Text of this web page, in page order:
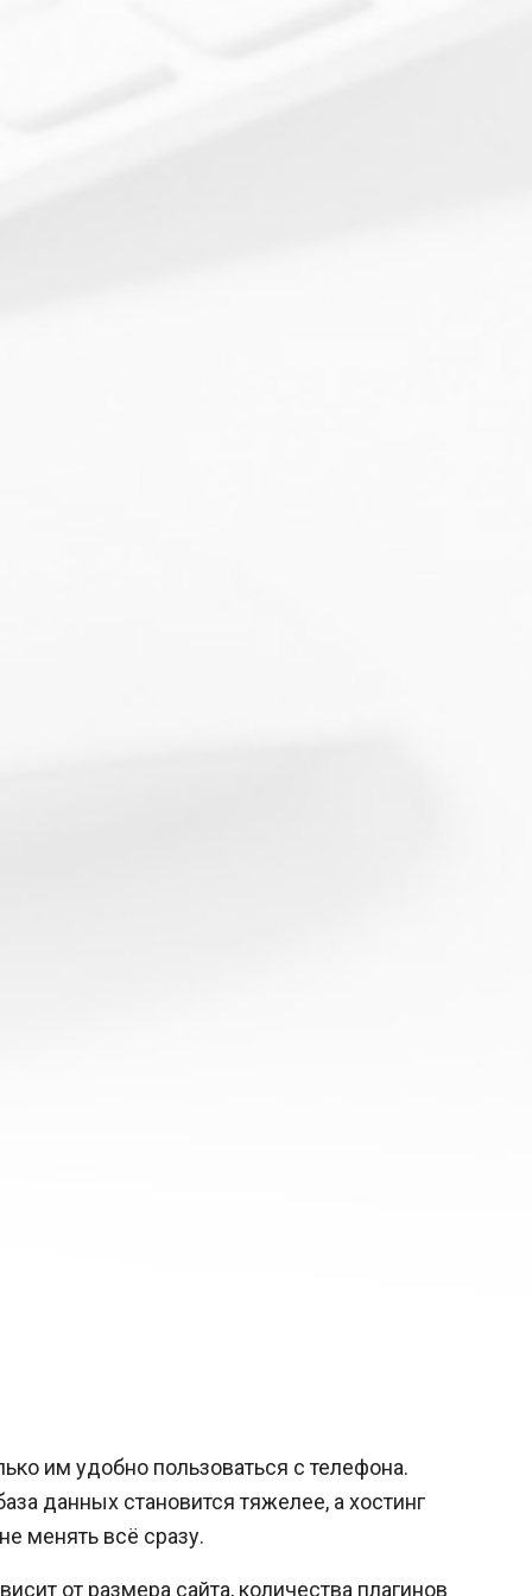
им удобно пользоваться с телефона.
данных становится тяжелее, а хостинг
менять всё сразу.
от размера сайта, количества плагинов